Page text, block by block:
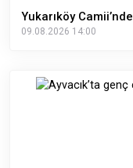
Yukarıköy
09.08.2026 14:00